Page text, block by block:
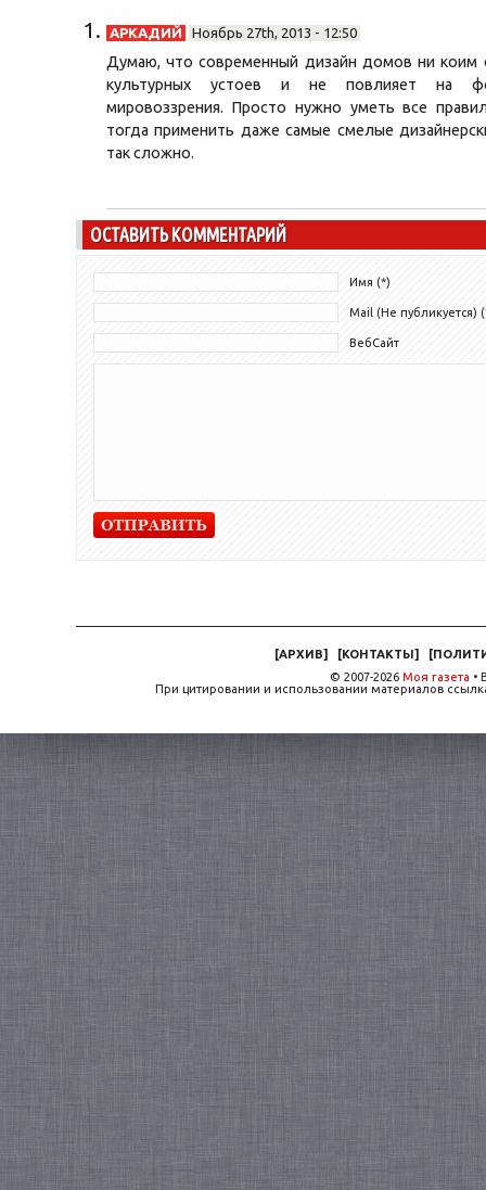
АРКАДИЙ Ноябрь 27th, 2013 - 12:50
Думаю, что современный дизайн домов ни коим
культурных устоев и не повлияет на
мировоззрения. Просто нужно уметь все
тогда применить даже самые смелые
так сложно.
ОСТАВИТЬ КОММЕНТАРИЙ
Имя (*)
Mail (Не публикуется)
ВебСайт
[АРХИВ] [КОНТАКТЫ] [
© 2007-2026 Моя газета •
При цитировании и использовании материалов